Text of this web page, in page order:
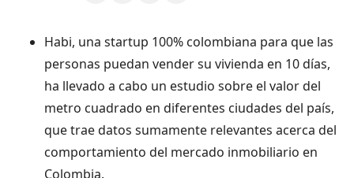
Habi, una startup 100% colombiana para que las
personas puedan vender su vivienda en 10 días,
ha llevado a cabo un estudio sobre el valor del
metro cuadrado en diferentes ciudades del país,
que trae datos sumamente relevantes acerca del
comportamiento del mercado inmobiliario en
Colombia.